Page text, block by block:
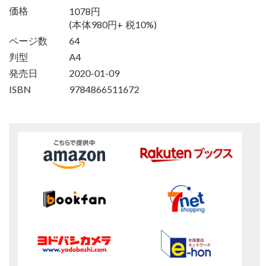
価格
1078円
(本体980円+ 税10%)
ページ数
64
判型
A4
発売日
2020-01-09
ISBN
9784866511672